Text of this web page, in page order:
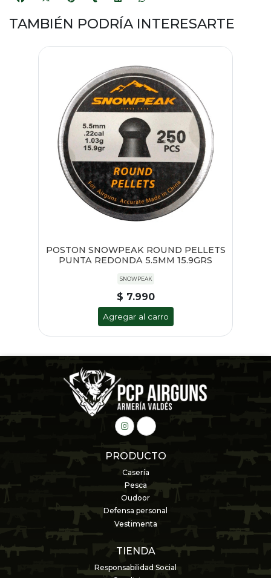
TAMBIÉN PODRÍA INTERESARTE
POSTON SNOWPEAK ROUND PELLETS
PUNTA REDONDA 5.5MM 15.9GRS
SNOWPEAK
$ 7.990
Agregar al carro
PRODUCTO
Casería
Pesca
Oudoor
Defensa personal
Vestimenta
TIENDA
Responsabilidad Social